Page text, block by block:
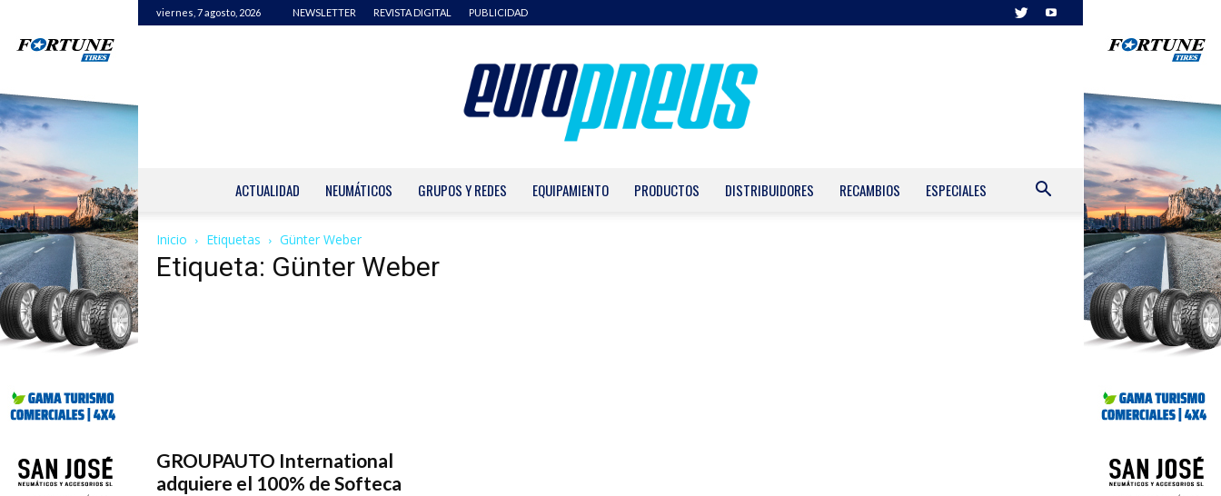
viernes, 7 agosto, 2026 NEWSLETTER REVISTA DIGITAL PUBLICIDAD
ACTUALIDAD NEUMÁTICOS GRUPOS Y REDES EQUIPAMIENTO PRODUCTOS DISTRIBUIDORES RECAMBIOS ESPECIALES
Inicio Etiquetas Günter Weber
Etiqueta: Günter Weber
GROUPAUTO International
adquiere el 100% de Softeca